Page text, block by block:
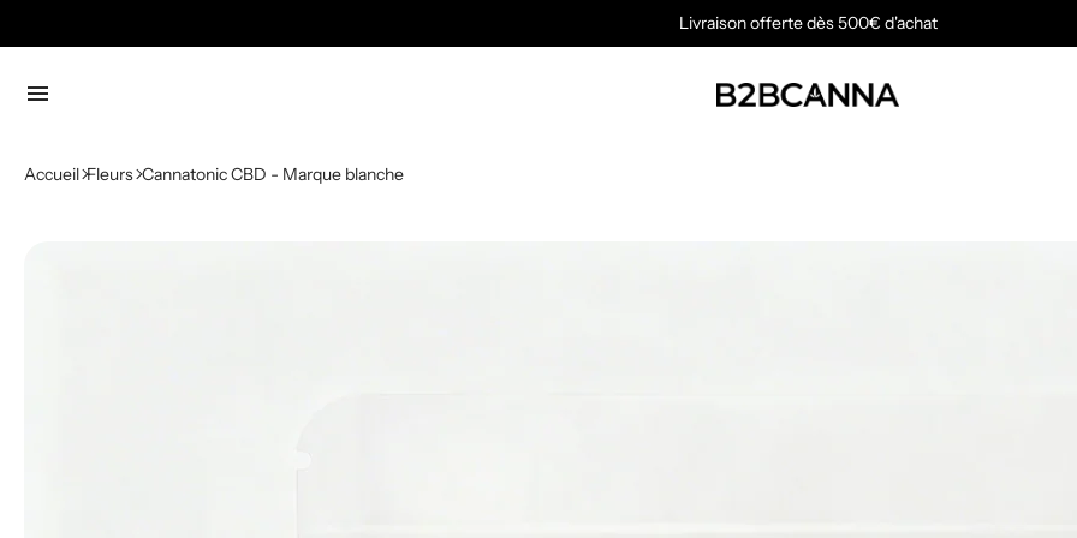
Livraison offerte dès 500€ d'achat
menu
Accueil Fleurs Cannatonic CBD - Marque blanche